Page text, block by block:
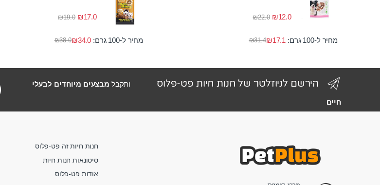
₪12.0
₪22.0
מחיר ל-100 גרם: ₪31.4₪17.1
₪17.0
₪19.0
מחיר ל-100 גרם: ₪38.0₪34.0
הירשם לניוזלטר של חנות חיות פט-פלוס ותקבל מבצעים מיוחדים לבעלי
חיים
חנות חיות זה פט-פלוס
סיטונאות חנות חיות
אודות פט-פלוס